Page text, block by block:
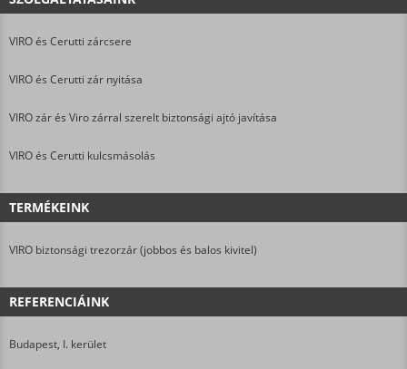
VIRO és Cerutti zárcsere
VIRO és Cerutti zár nyitása
VIRO zár és Viro zárral szerelt biztonsági ajtó javítása
VIRO és Cerutti kulcsmásolás
TERMÉKEINK
VIRO biztonsági trezorzár (jobbos és balos kivitel)
REFERENCIÁINK
Budapest, I. kerület